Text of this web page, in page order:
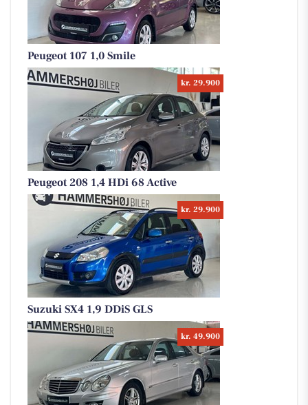
Peugeot 107 1,0 Smile
kr. 29.900
Peugeot 208 1,4 HDi 68 Active
kr. 29.900
Suzuki SX4 1,9 DDiS GLS
kr. 49.900